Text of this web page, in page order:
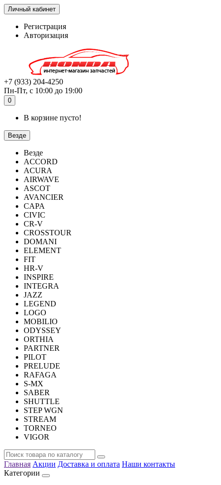
Личный кабинет
Регистрация
Авторизация
+7 (933) 204-4250
Пн-Пт, с 10:00 до 19:00
0
В корзине пусто!
Везде
Везде
ACCORD
ACURA
AIRWAVE
ASCOT
AVANCIER
CAPA
CIVIC
CR-V
CROSSTOUR
DOMANI
ELEMENT
FIT
HR-V
INSPIRE
INTEGRA
JAZZ
LEGEND
LOGO
MOBILIO
ODYSSEY
ORTHIA
PARTNER
PILOT
PRELUDE
RAFAGA
S-MX
SABER
SHUTTLE
STEP WGN
STREAM
TORNEO
VIGOR
Главная Акции Доставка и оплата Наши контакты
Категории